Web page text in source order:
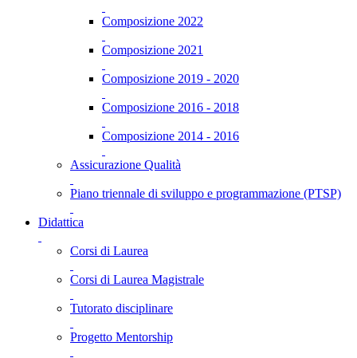
Composizione 2022
Composizione 2021
Composizione 2019 - 2020
Composizione 2016 - 2018
Composizione 2014 - 2016
Assicurazione Qualità
Piano triennale di sviluppo e programmazione (PTSP)
Didattica
Corsi di Laurea
Corsi di Laurea Magistrale
Tutorato disciplinare
Progetto Mentorship